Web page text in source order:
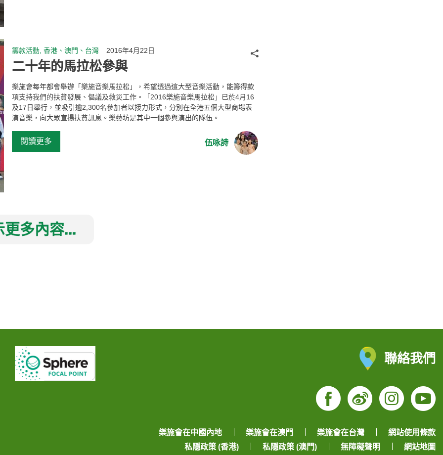
籌款活動, 香港、澳門、台灣 2016年4月22日
二十年的馬拉松參與
樂施會每年都會舉辦「樂施音樂馬拉松」，希望透過這大型音樂活動，能籌得款
項支持我們的扶貧發展、倡議及救災工作。「2016樂施音樂馬拉松」已於4月16
及17日舉行，並吸引逾2,300名參加者以接力形式，分別在全港五個大型商場表
演音樂，向大眾宣揚扶貧訊息。樂藝坊是其中一個參與演出的隊伍。
閱讀更多 伍咏詩
分享
更多內容...
聯絡我們
Facebook
Weibo
樂施會在中國內地 樂施會在澳門 樂施會在台灣
網站使用條款
私隱政策 (香港)
私隱政策 (澳門) 無障礙聲明 網站地圖